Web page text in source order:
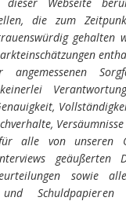
die zum
gehalten
angemessenen
alle von unseren
geäußerten
sowie